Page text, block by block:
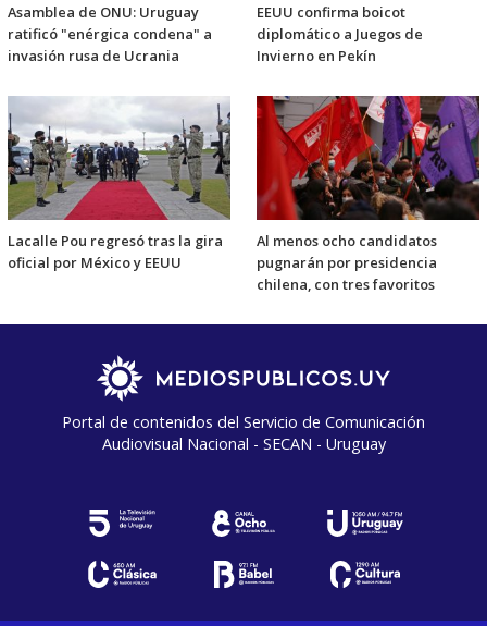
Asamblea de ONU: Uruguay
ratificó "enérgica condena" a
invasión rusa de Ucrania
EEUU confirma boicot
diplomático a Juegos de
Invierno en Pekín
Lacalle Pou regresó tras la gira
oficial por México y EEUU
Al menos ocho candidatos
pugnarán por presidencia
chilena, con tres favoritos
Portal de contenidos del Servicio de Comunicación
Audiovisual Nacional - SECAN - Uruguay